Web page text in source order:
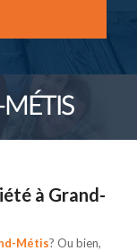
à Grand-
Métis? Ou bien,